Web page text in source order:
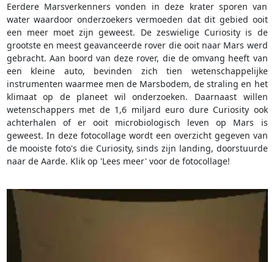
Eerdere Marsverkenners vonden in deze krater sporen van
water waardoor onderzoekers vermoeden dat dit gebied ooit
een meer moet zijn geweest. De zeswielige Curiosity is de
grootste en meest geavanceerde rover die ooit naar Mars werd
gebracht. Aan boord van deze rover, die de omvang heeft van
een kleine auto, bevinden zich tien wetenschappelijke
instrumenten waarmee men de Marsbodem, de straling en het
klimaat op de planeet wil onderzoeken. Daarnaast willen
wetenschappers met de 1,6 miljard euro dure Curiosity ook
achterhalen of er ooit microbiologisch leven op Mars is
geweest. In deze fotocollage wordt een overzicht gegeven van
de mooiste foto's die Curiosity, sinds zijn landing, doorstuurde
naar de Aarde. Klik op 'Lees meer' voor de fotocollage!